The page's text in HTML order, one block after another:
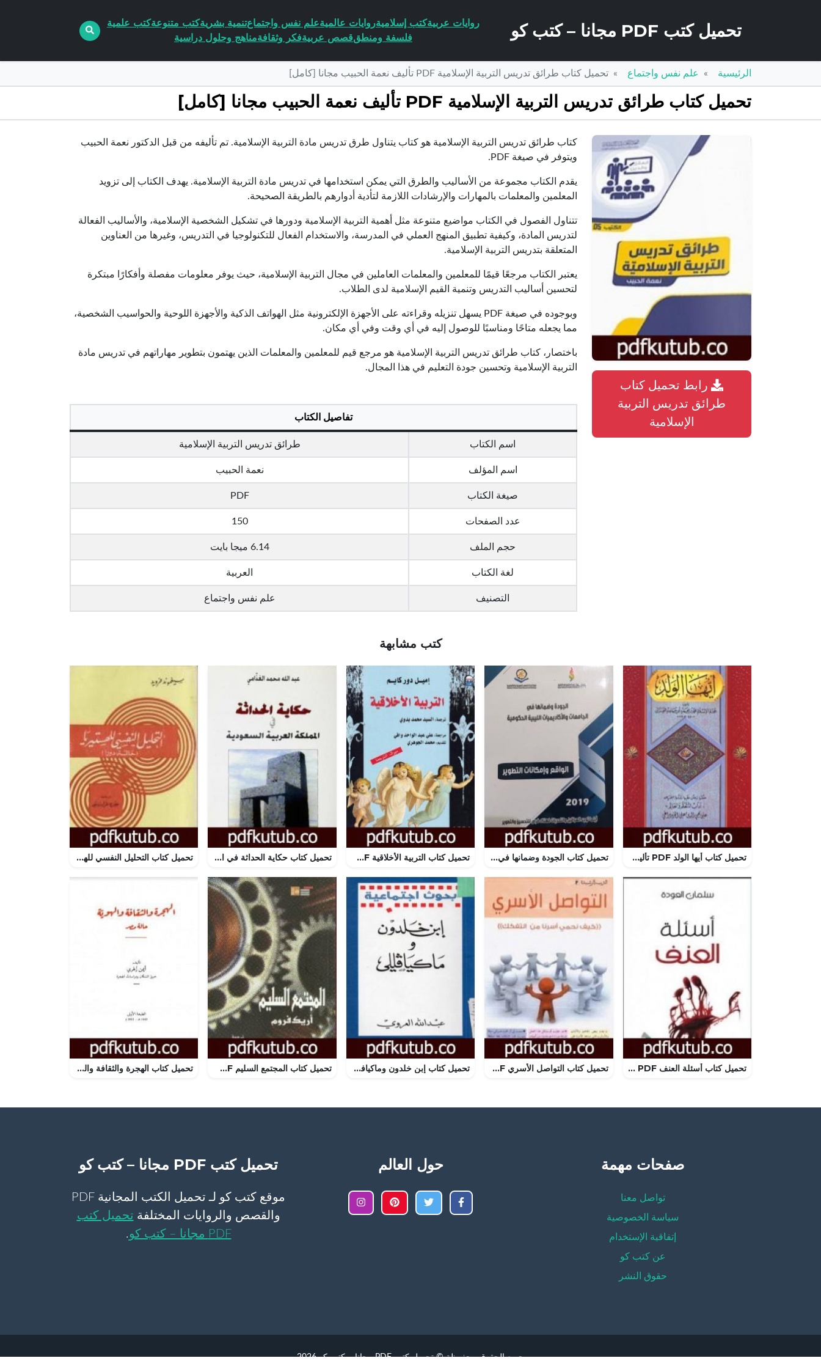
تحميل كتب PDF مجانا – كتب كو روايات عربيةكتب إسلاميةروايات عالميةعلم نفس واجتماعتنمية بشريةكتب متنوعةكتب علمية
فلسفة ومنطققصص عربيةفكر وثقافةمناهج وحلول دراسية
الرئيسية علم نفس واجتماع تحميل كتاب طرائق تدريس التربية الإسلامية PDF تأليف نعمة الحبيب مجانا [كامل]
تحميل كتاب طرائق تدريس التربية الإسلامية PDF تأليف نعمة الحبيب مجانا [كامل]
رابط تحميل كتاب
طرائق تدريس التربية
الإسلامية
كتاب طرائق تدريس التربية الإسلامية هو كتاب يتناول طرق تدريس مادة التربية الإسلامية. تم تأليفه من قبل الدكتور نعمة الحبيب
ويتوفر في صيغة PDF.
يقدم الكتاب مجموعة من الأساليب والطرق التي يمكن استخدامها في تدريس مادة التربية الإسلامية. يهدف الكتاب إلى تزويد
المعلمين والمعلمات بالمهارات والإرشادات اللازمة لتأدية أدوارهم بالطريقة الصحيحة.
تتناول الفصول في الكتاب مواضيع متنوعة مثل أهمية التربية الإسلامية ودورها في تشكيل الشخصية الإسلامية، والأساليب الفعالة
لتدريس المادة، وكيفية تطبيق المنهج العملي في المدرسة، والاستخدام الفعال للتكنولوجيا في التدريس، وغيرها من العناوين
المتعلقة بتدريس التربية الإسلامية.
يعتبر الكتاب مرجعًا قيمًا للمعلمين والمعلمات العاملين في مجال التربية الإسلامية، حيث يوفر معلومات مفصلة وأفكارًا مبتكرة
لتحسين أساليب التدريس وتنمية القيم الإسلامية لدى الطلاب.
وبوجوده في صيغة PDF يسهل تنزيله وقراءته على الأجهزة الإلكترونية مثل الهواتف الذكية والأجهزة اللوحية والحواسيب الشخصية،
مما يجعله متاحًا ومناسبًا للوصول إليه في أي وقت وفي أي مكان.
باختصار، كتاب طرائق تدريس التربية الإسلامية هو مرجع قيم للمعلمين والمعلمات الذين يهتمون بتطوير مهاراتهم في تدريس مادة
التربية الإسلامية وتحسين جودة التعليم في هذا المجال.
تفاصيل الكتاب
اسم الكتاب طرائق تدريس التربية الإسلامية
اسم المؤلف نعمة الحبيب
صيغة الكتاب PDF
عدد الصفحات 150
حجم الملف 6.14 ميجا بايت
لغة الكتاب العربية
التصنيف علم نفس واجتماع
كتب مشابهة
تحميل كتاب أيها الولد PDF تأليف أبو حامد الغزالي مجانا [كامل] تحميل كتاب الجودة وضمانها في الجامعات الليبية الحكومية 2019م PDF تأليف مجموعة من المؤلفين مجانا [كامل] تحميل كتاب التربية الأخلاقية PDF تأليف إميل دوركايم مجانا [كامل] تحميل كتاب حكاية الحداثة في المملكة العربية السعودية PDF تأليف عبد الله الغذامي مجانا [كامل] تحميل كتاب التحليل النفسي للهستيريا: حالة دورا PDF تأليف سيغموند فرويد مجانا [كامل]
تحميل كتاب أسئلة العنف PDF تأليف سلمان العودة مجانا [كامل] تحميل كتاب التواصل الأسري PDF تأليف عبد الكريم بكار مجانا [كامل] تحميل كتاب إبن خلدون وماكيافللي PDF تأليف عبد الله العروي مجانا [كامل] تحميل كتاب المجتمع السليم PDF تأليف إريك فروم مجانا [كامل] تحميل كتاب الهجرة والثقافة والهوية: حالة مصر PDF تأليف أيمن زهري مجانا [كامل]
صفحات مهمة
تواصل معنا
سياسة الخصوصية
إتفاقية الإستخدام
عن كتب كو
حقوق النشر
حول العالم تحميل كتب PDF مجانا – كتب كو
موقع كتب كو لـ تحميل الكتب المجانية PDF
والقصص والروايات المختلفة تحميل كتب
PDF مجانا – كتب كو
.
جميع الحقوق محفوظة © تحميل كتب PDF مجانا – كتب كو 2026